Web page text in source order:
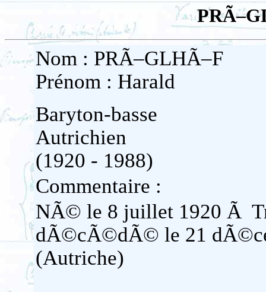
Nom : PRÃ–GLHÃ–F
Prénom : Harald
Baryton-basse
Autrichien
(1920 - 1988)
Commentaire :
NÃ© le 8 juillet 1920 Ã
dÃ©cÃ©dÃ© le 21
(Autriche)